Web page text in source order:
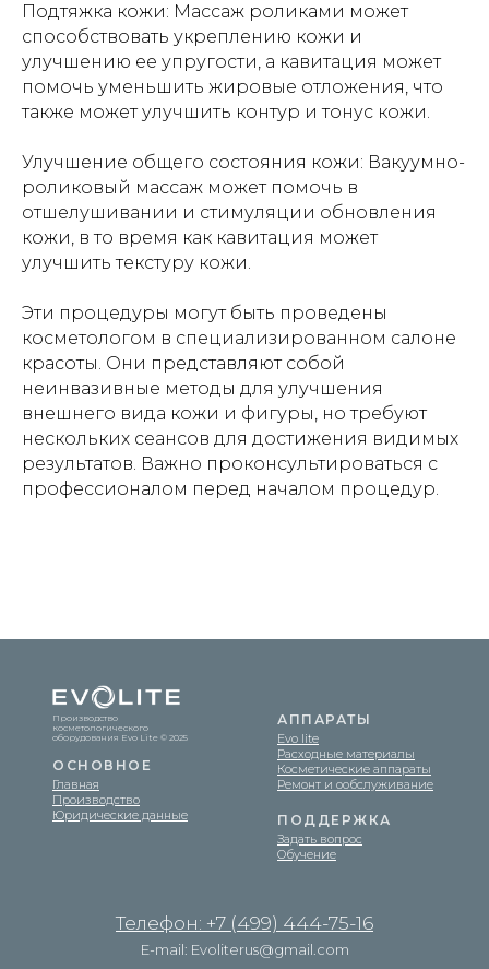
Подтяжка кожи: Массаж роликами может
способствовать укреплению кожи и
улучшению ее упругости, а кавитация может
помочь уменьшить жировые отложения, что
также может улучшить контур и тонус кожи.
Улучшение общего состояния кожи: Вакуумно-
роликовый массаж может помочь в
отшелушивании и стимуляции обновления
кожи, в то время как кавитация может
улучшить текстуру кожи.
Эти процедуры могут быть проведены
косметологом в специализированном салоне
красоты. Они представляют собой
неинвазивные методы для улучшения
внешнего вида кожи и фигуры, но требуют
нескольких сеансов для достижения видимых
результатов. Важно проконсультироваться с
профессионалом перед началом процедур.
Оферта
Evo lite
Расходные материалы
Косметические аппараты
Ремонт и ообслуживание
Главная
Производство
Юридические данные
Задать вопрос
Обучение
АППАРАТЫ
ОСНОВНОЕ
ПОДДЕРЖКА
Производство
косметологического
оборудования Evo Lite © 2025
E-mail: Evoliterus@gmail.com
Телефон: +7 (499) 444-75-16